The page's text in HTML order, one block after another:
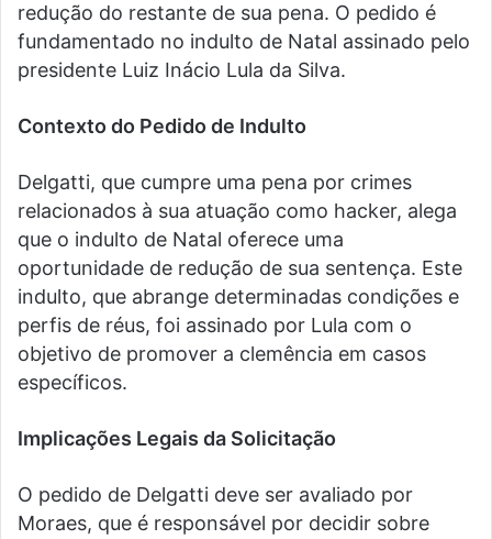
redução do restante de sua pena. O pedido é
fundamentado no indulto de Natal assinado pelo
presidente Luiz Inácio Lula da Silva.
Contexto do Pedido de Indulto
Delgatti, que cumpre uma pena por crimes
relacionados à sua atuação como hacker, alega
que o indulto de Natal oferece uma
oportunidade de redução de sua sentença. Este
indulto, que abrange determinadas condições e
perfis de réus, foi assinado por Lula com o
objetivo de promover a clemência em casos
específicos.
Implicações Legais da Solicitação
O pedido de Delgatti deve ser avaliado por
Moraes, que é responsável por decidir sobre